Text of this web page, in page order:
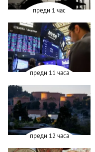
преди 1 час
преди 11 часа
преди 12 часа